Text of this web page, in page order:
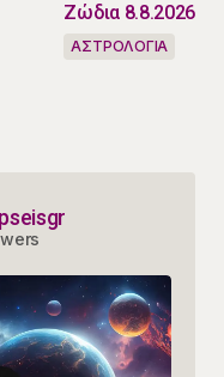
Ζώδια 8.8.2026
ΑΣΤΡΟΛΟΓΙΑ